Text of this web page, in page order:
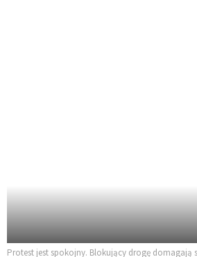
Protest jest spokojny. Blokujący drogę domagają